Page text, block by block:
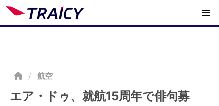
/ 航空
エア・ドゥ、就航15周年で俳句募